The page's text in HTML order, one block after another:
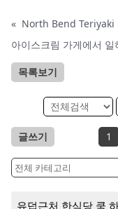
« North Bend Teriyaki
아이스크림 가게에서
목록보기
글쓰기 1
유덥근처 한식당 쿡